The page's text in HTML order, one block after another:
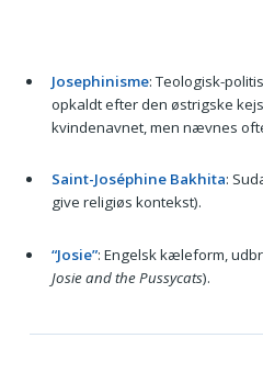
Josephinisme: Teologisk-
opkaldt efter den østrigske
kvindenavnet, men nævnes
Saint-Joséphine Bakhita:
give religiøs kontekst).
“Josie”: Engelsk kæleform,
Josie and the Pussycats).